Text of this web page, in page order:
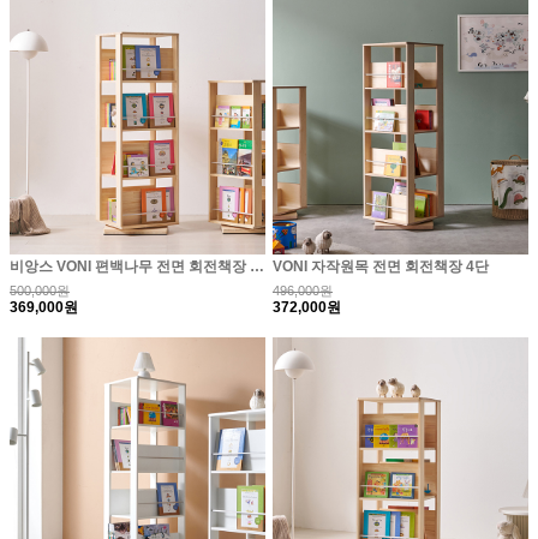
비앙스 VONI 편백나무 전면 회전책장 4단
500,000원
369,000원
VONI 자작원목 전면 회전책장 4단
496,000원
372,000원